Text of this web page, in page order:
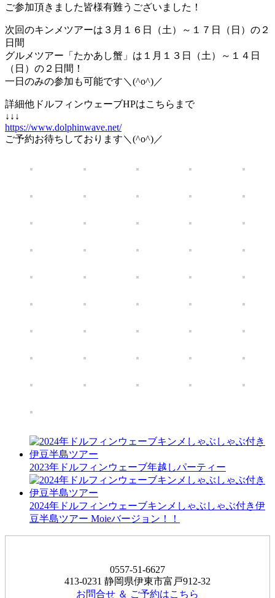
ご参加頂きました皆様有難うございました！
次回のキンメツアーは３月１６日（土）～１７日（日）の２
日間
グルメツアー「たかあし蟹」は１月１３日（土）～１４日
（日）の２日間！
一日のみの参加も可能です＼(^o^)／
詳細他ドルフィンウェーブHPはこちらまで
↓↓↓
https://www.dolphinwave.net/
ご予約お待ちしております＼(^o^)／
2023年ドルフィンウェーブ年越しパーティー
2024年ドルフィンウェーブキンメしゃぶしゃぶ付き伊
豆半島ツアー Moieバージョン！！
0557-51-6627
413-0231 静岡県伊東市富戸912-32
お問合せ ＆ ご予約はこちら